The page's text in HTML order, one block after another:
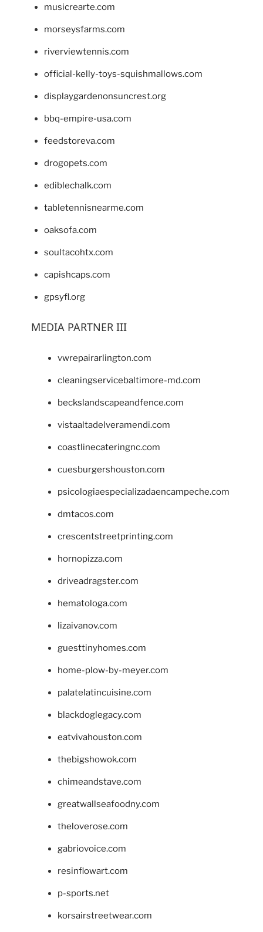
musicrearte.com
morseysfarms.com
riverviewtennis.com
official-kelly-toys-squishmallows.com
displaygardenonsuncrest.org
bbq-empire-usa.com
feedstoreva.com
drogopets.com
ediblechalk.com
tabletennisnearme.com
oaksofa.com
soultacohtx.com
capishcaps.com
gpsyfl.org
MEDIA PARTNER III
vwrepairarlington.com
cleaningservicebaltimore-md.com
beckslandscapeandfence.com
vistaaltadelveramendi.com
coastlinecateringnc.com
cuesburgershouston.com
psicologiaespecializadaencampeche.com
dmtacos.com
crescentstreetprinting.com
hornopizza.com
driveadragster.com
hematologa.com
lizaivanov.com
guesttinyhomes.com
home-plow-by-meyer.com
palatelatincuisine.com
blackdoglegacy.com
eatvivahouston.com
thebigshowok.com
chimeandstave.com
greatwallseafoodny.com
theloverose.com
gabriovoice.com
resinflowart.com
p-sports.net
korsairstreetwear.com